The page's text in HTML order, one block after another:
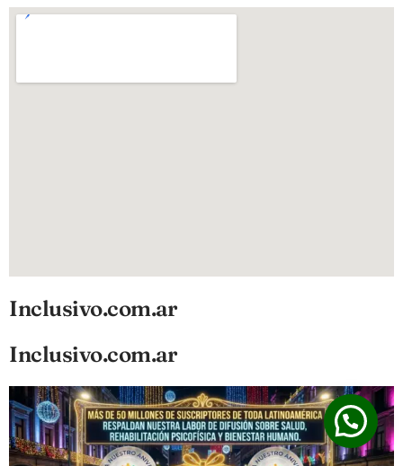
Inclusivo.com.ar
Inclusivo.com.ar